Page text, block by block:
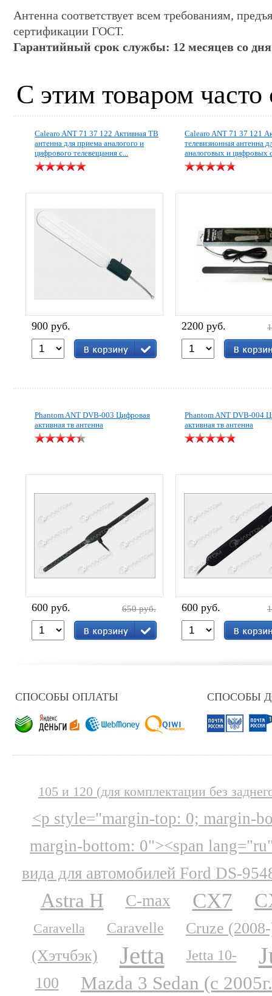
Антенна соответствует всем требованиям,
сертификации ГОСТ.
Гарантийный срок службы: 12 месяцев со
С этим товаром часто
Calearo ANT 71 37 122 Активная ТВ
антенна для приема аналогого и
цифрового телевещания c...
900 руб.
Calearo ANT 71 37 121
телевизионная антенна
аналоговых и цифровых
2200 руб.
Phantom ANT DVB-003 Цифровая
активная тв антенна
600 руб. 650 руб.
Phantom ANT DVB-004
активная тв антенна
600 руб.
СПОСОБЫ ОПЛАТЫ СПОСОБЫ
105 и 120 (для комплектации без
<p style="margin-top: 0; margin-
margin-bottom: 0"><span
вида для автомобилей Ford DS-
Astra H C-max CX7
Caravella Caravelle
Cruze
(Хэтчбэк)
Jetta Jetta 10-
100 Mazda 3 Sedan (с